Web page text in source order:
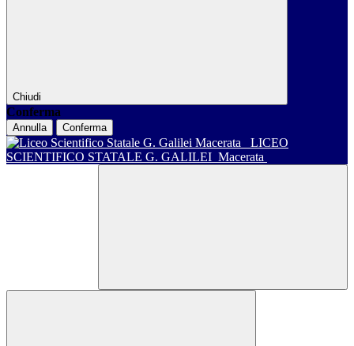
Chiudi
Conferma
Annulla Conferma
LICEO
SCIENTIFICO STATALE G. GALILEI Macerata